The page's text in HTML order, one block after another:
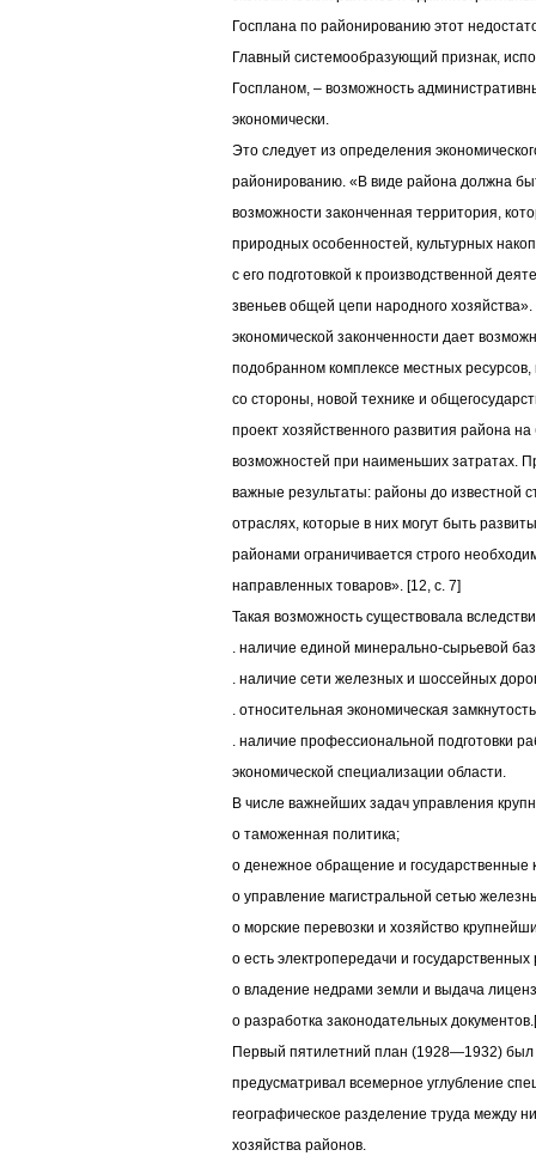
Госплана по районированию этот
Главный системообразующий признак,
Госпланом, – возможность
экономически.
Это следует из определения
районированию. «В виде района должна
возможности законченная территория,
природных особенностей, культурных
с его подготовкой к производственной
звеньев общей цепи народного
экономической законченности дает
подобранном комплексе местных
со стороны, новой технике и
проект хозяйственного развития района
возможностей при наименьших затратах.
важные результаты: районы до известной
отраслях, которые в них могут быть
районами ограничивается строго
направленных товаров». [12, c. 7]
Такая возможность существовала
. наличие единой минерально-сырьевой
. наличие сети железных и шоссейных
. относительная экономическая
. наличие профессиональной подготовки
экономической специализации области.
В числе важнейших задач управления
o таможенная политика;
o денежное обращение и государственные
o управление магистральной сетью
o морские перевозки и хозяйство
o есть электропередачи и
o владение недрами земли и выдача
o разработка законодательных
Первый пятилетний план (1928—1932)
предусматривал всемерное углубление
географическое разделение труда между
хозяйства районов.